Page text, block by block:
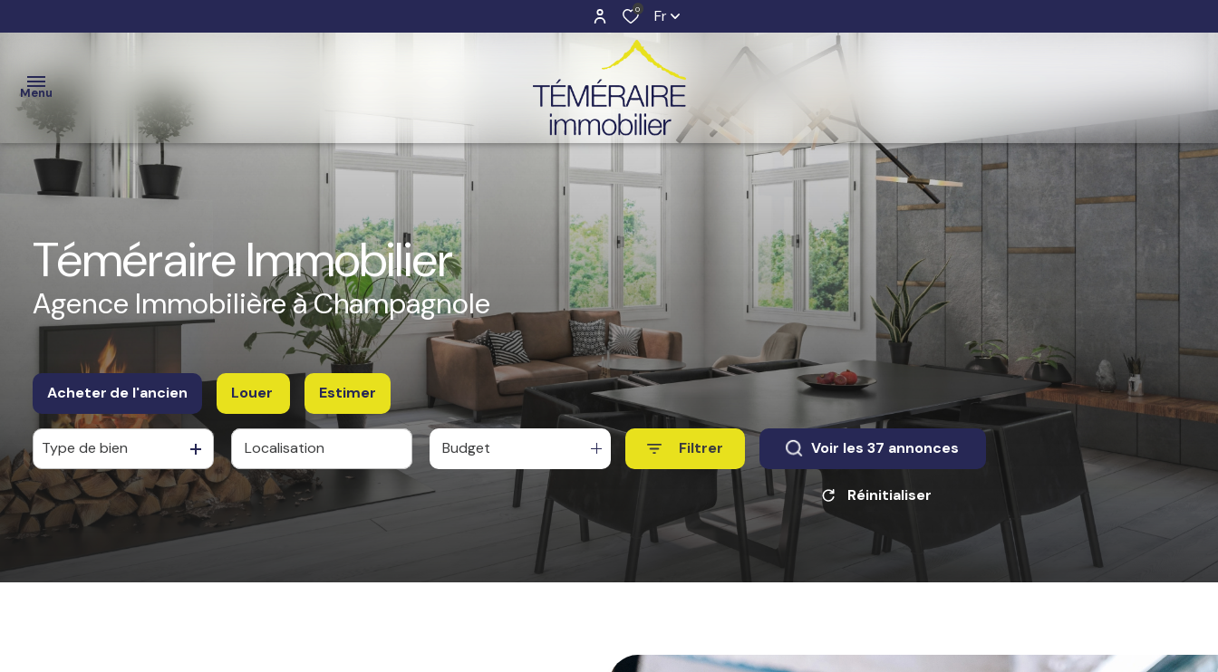
0 Fr
Menu
ACCUEIL
ESTIMATION
LOCATIONS
AGENCE
CONTACT
Téméraire Immobilier
Agence Immobilière à Champagnole
Acheter de l'ancien
De l'ancien
De l'immo pro
Louer
à l'année
Estimer
Type de bien Budget Filtrer Voir les 37 annonces
Réinitialiser